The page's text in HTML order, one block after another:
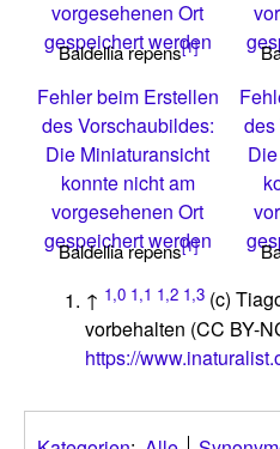
vorgesehenen Ort
gespeichert werden
Baldellia repens[1]
Fehler beim Erstellen
des Vorschaubildes:
Die Miniaturansicht
konnte nicht am
vorgesehenen Ort
gespeichert werden
Baldellia repens[1]
des
↑ 1,0 1,1 1,2 1,3 (c)
vorbehalten (CC BY-
https://